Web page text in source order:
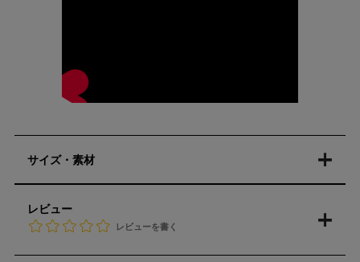
サイズ・素材
レビュー
レビューを書く